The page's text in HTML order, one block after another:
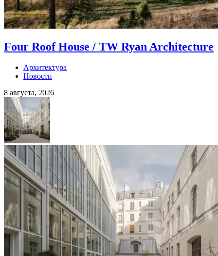
Four Roof House / TW Ryan Architecture
Архитектура
Новости
8 августа, 2026